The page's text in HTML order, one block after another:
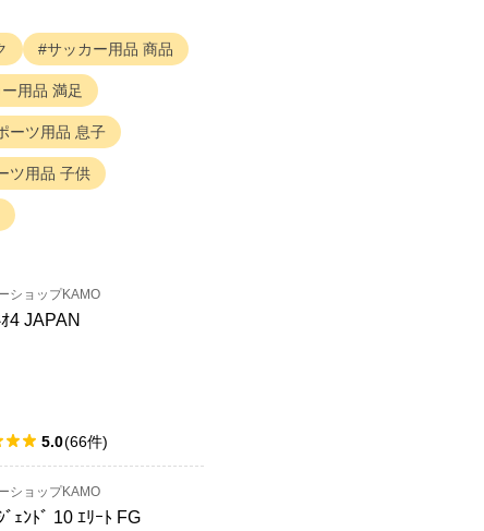
サッカー用品 商品
用品 満足
ーツ用品 息子
ツ用品 子供
ショップKAMO
4 JAPAN
5.0(66件)
ショップKAMO
ﾞｪﾝﾄﾞ 10 ｴﾘｰﾄ FG